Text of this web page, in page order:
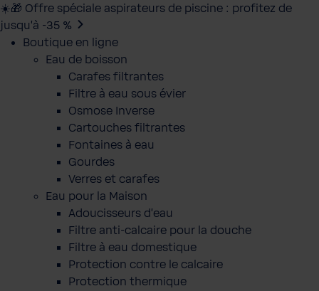
☀️🎁 Offre spéciale aspirateurs de piscine : profitez de
jusqu’à -35 %
Boutique en ligne
Eau de boisson
Carafes filtrantes
Filtre à eau sous évier
Osmose Inverse
Cartouches filtrantes
Fontaines à eau
Gourdes
Verres et carafes
Eau pour la Maison
Adoucisseurs d'eau
Filtre anti-calcaire pour la douche
Filtre à eau domestique
Protection contre le calcaire
Protection thermique